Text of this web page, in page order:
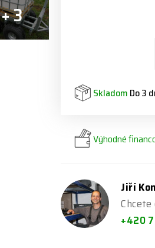
+ 3
Skladom Do 3
Výhodné
Jiří
+420